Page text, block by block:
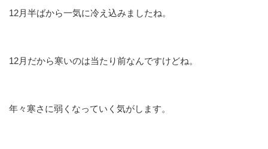
12月半ばから一気に冷え込みましたね。
12月だから寒いのは当たり前なんですけどね。
年々寒さに弱くなっていく気がします。